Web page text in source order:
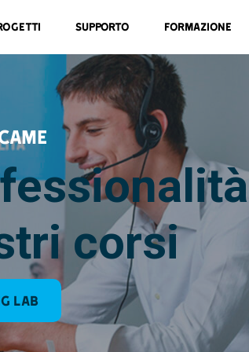
Supporto Formazione
corsi
Lab